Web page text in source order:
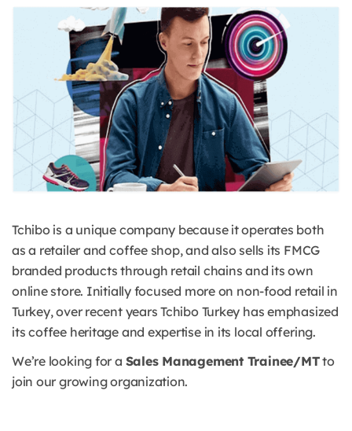
Tchibo is a unique company because it operates both
as a retailer and coffee shop, and also sells its FMCG
branded products through retail chains and its own
online store. Initially focused more on non-food retail in
Turkey, over recent years Tchibo Turkey has emphasized
its coffee heritage and expertise in its local offering.
We’re looking for a Sales Management Trainee/MTto
join our growing organization.